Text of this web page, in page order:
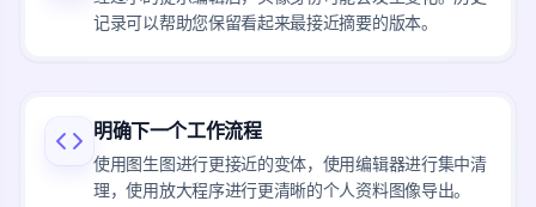
记录可以帮助您保留看起来最接近摘要的版本。
明确下一个工作流程
使用图生图进行更接近的变体，使用编辑器进行集中清
理，使用放大程序进行更清晰的个人资料图像导出。